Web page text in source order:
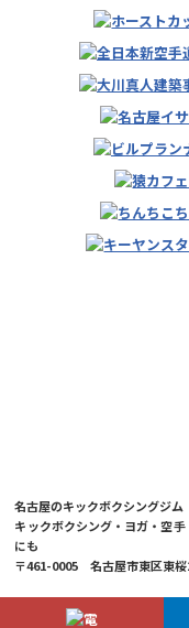
名古屋のキックボクシングジ
キックボクシング・ヨガ・空
にも
〒461-0005 名古屋市東区東
© 2026